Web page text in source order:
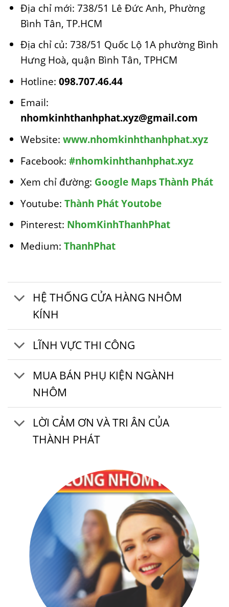
Địa chỉ mới: 738/51 Lê Đức Anh, Phường
Bình Tân, TP.HCM
Địa chỉ củ: 738/51 Quốc Lộ 1A phường Bình
Hưng Hoà, quận Bình Tân, TPHCM
Hotline: 098.707.46.44
Email:
nhomkinhthanhphat.xyz@gmail.com
Website: www.nhomkinhthanhphat.xyz
Facebook: #nhomkinhthanhphat.xyz
Xem chỉ đường: Google Maps Thành Phát
Youtube: Thành Phát Youtobe
Pinterest: NhomKinhThanhPhat
Medium: ThanhPhat
HỆ THỐNG CỬA HÀNG NHÔM
KÍNH
LĨNH VỰC THI CÔNG
MUA BÁN PHỤ KIỆN NGÀNH
NHÔM
LỜI CẢM ƠN VÀ TRI ÂN CỦA
THÀNH PHÁT